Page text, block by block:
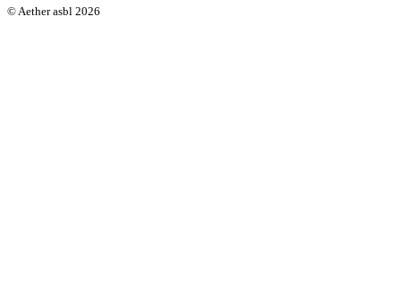
© Aether asbl 2026